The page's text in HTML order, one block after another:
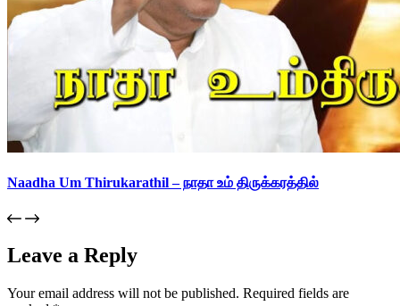
Naadha Um Thirukarathil – நாதா உம் திருக்கரத்தில்
Leave a Reply
Your email address will not be published. Required fields are